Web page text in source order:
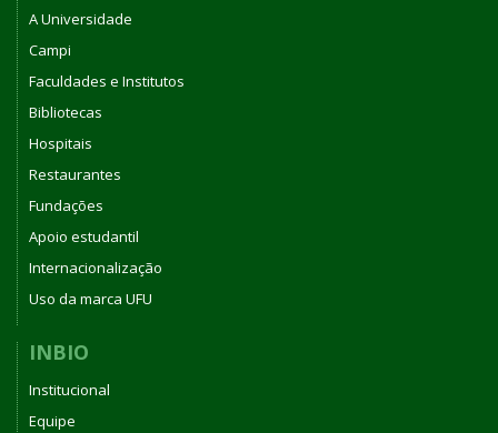
A Universidade
Campi
Faculdades e Institutos
Bibliotecas
Hospitais
Restaurantes
Fundações
Apoio estudantil
Internacionalização
Uso da marca UFU
INBIO
Institucional
Equipe